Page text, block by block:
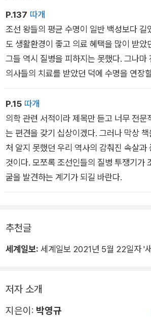
P.137 따개
조선 왕들의 평균 수명이 일반 백성보다 길
도 생활환경이 좋고 의료 혜택을 많이 받았
그들 역시 질병을 피하지는 못했다. 그나마
의사들의 치료를 받았던 덕에 수명을 연장
P.15 따개
의학 관련 서적이라 제목만 듣고 너무 전문
는 편견을 갖기 십상이겠다. 그러나 막상 책
처 알지 못했던 우리 역사의 감춰진 속살과
것이다. 모쪼록 조선인들의 질병 투쟁기가
굴을 발견하는 계기가 되길 바란다.
추천글
세계일보: 세계일보 2021년 5월 22일자 '
저자 소개
지은이: 박영규